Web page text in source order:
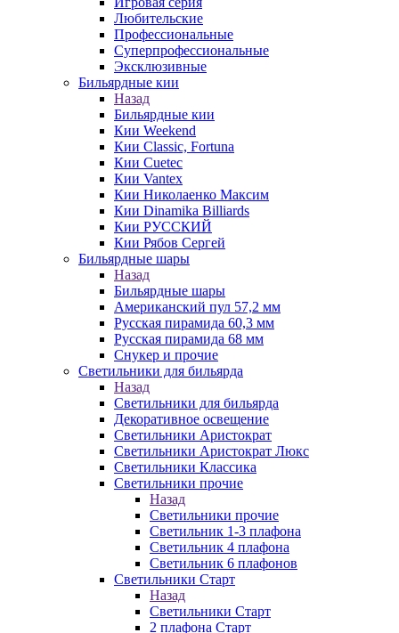
Любительские
Профессиональные
Суперпрофессиональные
Эксклюзивные
Бильярдные кии
Назад
Бильярдные кии
Кии Weekend
Кии Classic, Fortuna
Кии Cuetec
Кии Vantex
Кии Николаенко Максим
Кии Dinamika Billiards
Кии РУССКИЙ
Кии Рябов Сергей
Бильярдные шары
Назад
Бильярдные шары
Американский пул 57,2 мм
Русская пирамида 60,3 мм
Русская пирамида 68 мм
Снукер и прочие
Светильники для бильярда
Назад
Светильники для бильярда
Декоративное освещение
Светильники Аристократ
Светильники Аристократ Люкс
Светильники Классика
Светильники прочие
Назад
Светильники прочие
Светильник 1-3 плафона
Светильник 4 плафона
Светильник 6 плафонов
Светильники Старт
Назад
Светильники Старт
2 плафона Старт